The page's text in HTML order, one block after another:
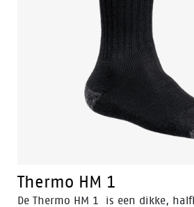
Thermo HM 1
De Thermo HM 1 is een dikke,